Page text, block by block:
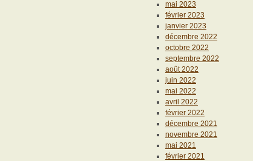
mai 2023
février 2023
janvier 2023
décembre 2022
octobre 2022
septembre 2022
août 2022
juin 2022
mai 2022
avril 2022
février 2022
décembre 2021
novembre 2021
mai 2021
février 2021